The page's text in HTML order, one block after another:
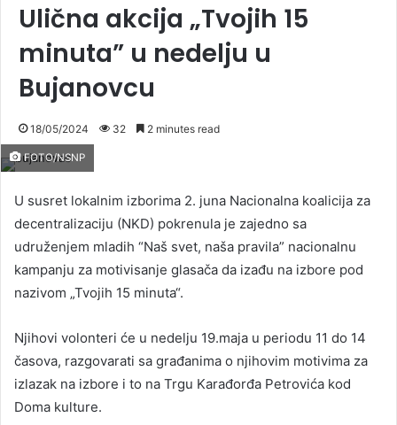
Ulična akcija „Tvojih 15
minuta” u nedelju u
Bujanovcu
18/05/2024 32 2 minutes read
FOTO/NSNP
U susret lokalnim izborima 2. juna Nacionalna koalicija za
decentralizaciju (NKD) pokrenula je zajedno sa
udruženjem mladih “Naš svet, naša pravila” nacionalnu
kampanju za motivisanje glasača da izađu na izbore pod
nazivom „Tvojih 15 minuta“.
Njihovi volonteri će u nedelju 19.maja u periodu 11 do 14
časova, razgovarati sa građanima o njihovim motivima za
izlazak na izbore i to na Trgu Karađorđa Petrovića kod
Doma kulture.